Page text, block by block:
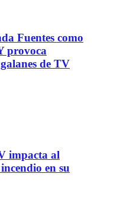
Fuentes como
provoca
de TV
impacta al
en su